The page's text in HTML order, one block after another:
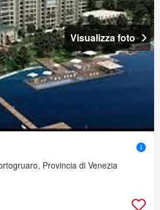
Visualizza foto
Provincia di Venezia